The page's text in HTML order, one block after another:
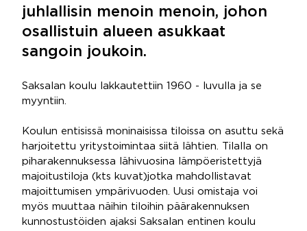
juhlallisin menoin menoin, johon
osallistuin alueen asukkaat
sangoin joukoin.
Saksalan koulu lakkautettiin 1960 - luvulla ja se
myyntiin.
Koulun entisissä moninaisissa tiloissa on asuttu sekä
harjoitettu yritystoimintaa siitä lähtien. Tilalla on
piharakennuksessa lähivuosina lämpöeristettyjä
majoitustiloja (kts kuvat)jotka mahdollistavat
majoittumisen ympärivuoden. Uusi omistaja voi
myös muuttaa näihin tiloihin päärakennuksen
kunnostustöiden ajaksi Saksalan entinen koulu